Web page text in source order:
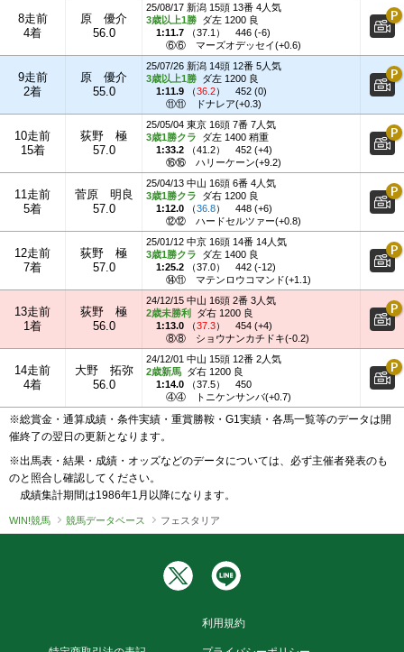
8走前
4着
原 優介
56.0
25/08/17 新潟 15頭 13番 4人気
3歳以上1勝 ダ左 1200 良
1:11.7 （37.1 ）
446 (-6)
⑥⑥
マーズオデッセイ(+0.6)
9走前
2着
原 優介
55.0
25/07/26 新潟 14頭 12番 5人気
3歳以上1勝 ダ左 1200 良
1:11.9 （36.2）
452 (0)
⑪⑪
ドナレア(+0.3)
10走前
15着
荻野 極
57.0
25/05/04 東京 16頭 7番 7人気
3歳1勝クラ
ダ左 1400 稍重
1:33.2 （41.2）
452 (+4)
⑯⑯
ハリーケーン(+9.2)
11走前
5着
菅原 明良
57.0
25/04/13 中山 16頭 6番 4人気
3歳1勝クラ
ダ右 1200 良
1:12.0 （36.8）
448 (+6)
⑫⑫
ハードセルツァー(+0.8)
12走前
7着
荻野 極
57.0
25/01/12 中京 16頭 14番 14人気
3歳1勝クラ
ダ左 1400 良
1:25.2 （37.0）
442 (-12)
⑭⑪
マテンロウコマンド(+1.1)
13走前
1着
荻野 極
56.0
24/12/15 中山 16頭 2番 3人気
2歳未勝利
ダ右 1200 良
1:13.0 （37.3）
454 (+4)
⑧⑧
ショウナンカチドキ(-0.2)
14走前
4着
大野 拓弥
56.0
24/12/01 中山 15頭 12番 2人気
2歳新馬 ダ右 1200 良
1:14.0 （37.5）
450
④④
トニケンサンバ(+0.7)
※総賞金・通算成績・条件実績・重賞勝鞍・G1実績・各馬一覧等のデータは開
催終了の翌日の更新となります。
※出馬表・結果・成績・オッズなどのデータについては、必ず主催者発表のも
のと照合し確認してください。
成績集計期間は1986年1月以降になります。
WIN!競馬 競馬データベース フェスタリア
利用規約